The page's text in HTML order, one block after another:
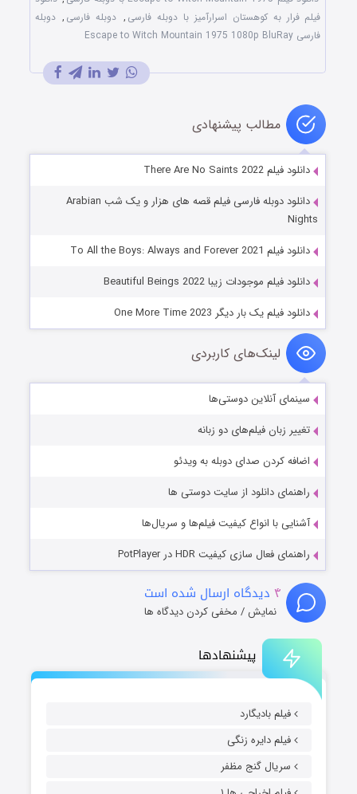
پیشنهادها
فیلم بادیگارد
فیلم دایره زنگی
سریال گنج مظفر
فیلم فرار به کوهستان اسرارآمیز با دوبله فارسی , دوبله فارسی , دوبله
فارسی Escape to Witch Mountain 1975 1080p BluRay
مطالب پیشنهادی
دانلود فیلم There Are No Saints 2022
دانلود دوبله فارسی فیلم قصه های هزار و یک شب Arabian
Nights
دانلود فیلم To All the Boys: Always and Forever 2021
دانلود فیلم موجودات زیبا Beautiful Beings 2022
دانلود فیلم یک بار دیگر One More Time 2023
لینک‌های کاربردی
سینمای آنلاین دوستی‌ها
تغییر زبان فیلم‌های دو زبانه
اضافه کردن صدای دوبله به ویدئو
راهنمای دانلود از سایت دوستی ها
آشنایی با انواع کیفیت فیلم‌ها و سریال‌ها
راهنمای فعال سازی کیفیت HDR در PotPlayer
۴ دیدگاه ارسال شده است
نمایش / مخفی کردن دیدگاه ها